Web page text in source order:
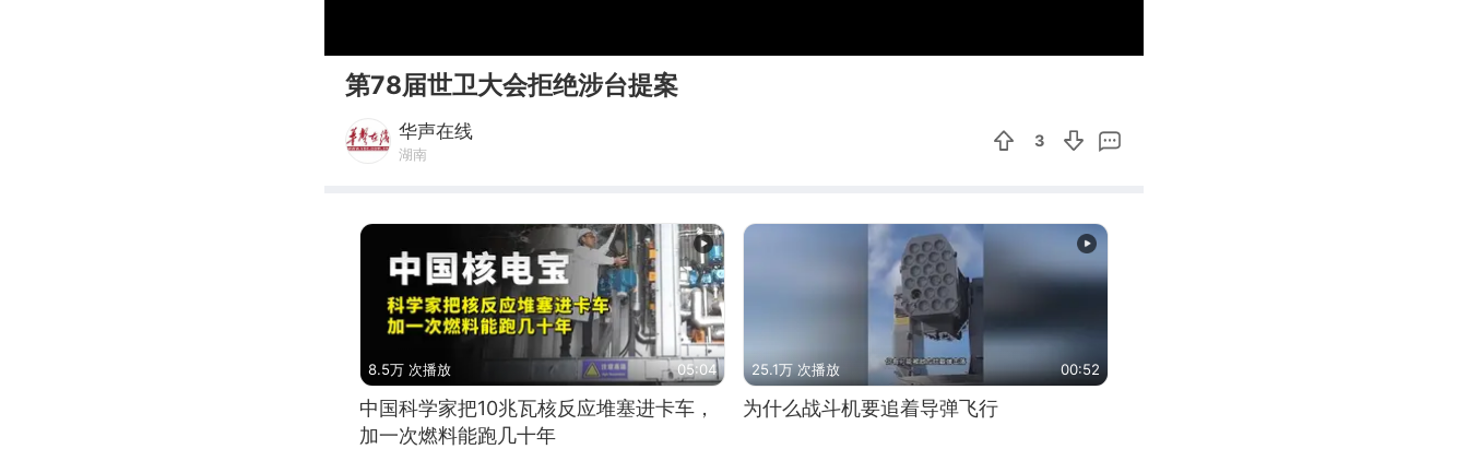
第78届世卫大会拒绝涉台提案
华声在线
湖南
3
8.5万 次播放 05:04
中国科学家把10兆瓦核反应堆塞进卡车，
加一次燃料能跑几十年
25.1万 次播放 00:52
为什么战斗机要追着导弹飞行